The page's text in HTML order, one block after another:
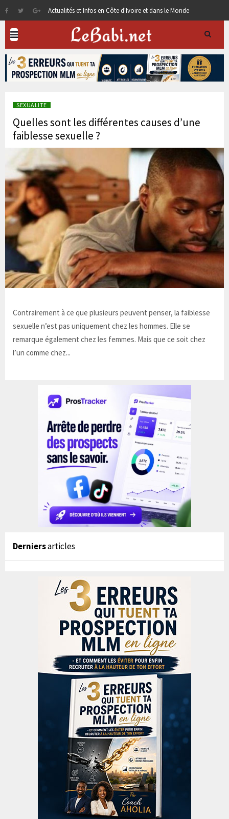
Actualités et Infos en Côte d'Ivoire et dans le Monde
SEXUALITE
Quelles sont les différentes causes d’une
faiblesse sexuelle ?
Contrairement à ce que plusieurs peuvent penser, la faiblesse
sexuelle n’est pas uniquement chez les hommes. Elle se
remarque également chez les femmes. Mais que ce soit chez
l’un comme chez...
Derniersarticles